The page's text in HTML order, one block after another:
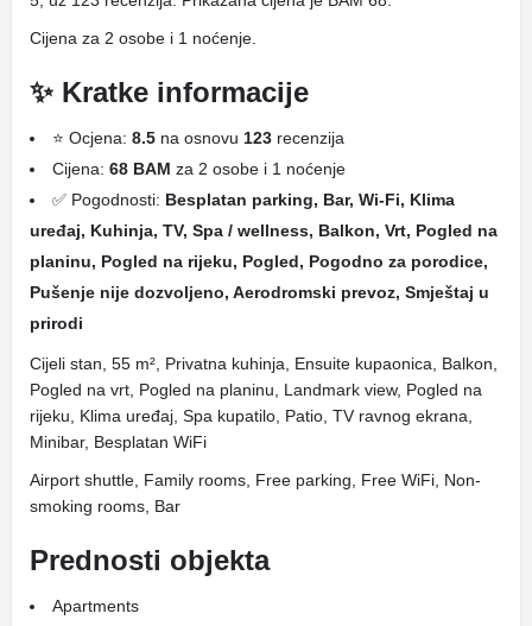
Cijena za 2 osobe i 1 noćenje.
✨ Kratke informacije
⭐ Ocjena: 8.5 na osnovu 123 recenzija
Cijena: 68 BAM za 2 osobe i 1 noćenje
✅ Pogodnosti: Besplatan parking, Bar, Wi-Fi, Klima
uređaj, Kuhinja, TV, Spa / wellness, Balkon, Vrt, Pogled na
planinu, Pogled na rijeku, Pogled, Pogodno za porodice,
Pušenje nije dozvoljeno, Aerodromski prevoz, Smještaj u
prirodi
Cijeli stan, 55 m², Privatna kuhinja, Ensuite kupaonica, Balkon,
Pogled na vrt, Pogled na planinu, Landmark view, Pogled na
rijeku, Klima uređaj, Spa kupatilo, Patio, TV ravnog ekrana,
Minibar, Besplatan WiFi
Airport shuttle, Family rooms, Free parking, Free WiFi, Non-
smoking rooms, Bar
Prednosti objekta
Apartments